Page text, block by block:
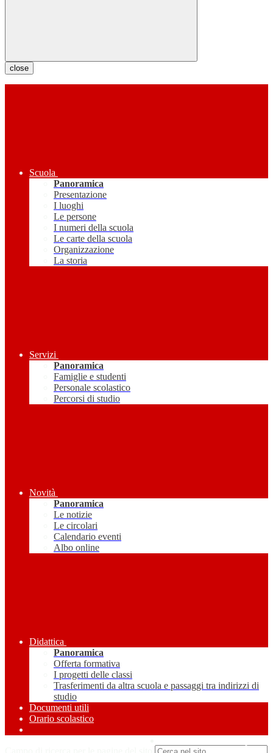
close
Scuola
Panoramica
Presentazione
I luoghi
Le persone
I numeri della scuola
Le carte della scuola
Organizzazione
La storia
Servizi
Panoramica
Famiglie e studenti
Personale scolastico
Percorsi di studio
Novità
Panoramica
Le notizie
Le circolari
Calendario eventi
Albo online
Didattica
Panoramica
Offerta formativa
I progetti delle classi
Trasferimenti da altra scuola e passaggi tra indirizzi di
studio
Documenti utili
Orario scolastico